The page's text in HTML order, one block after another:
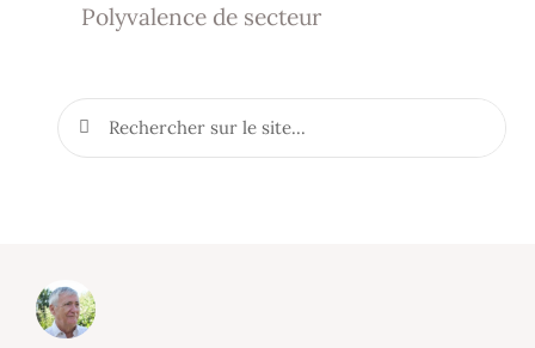
Polyvalence de secteur